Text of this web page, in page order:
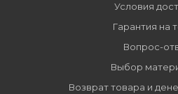
Условия
Гарантия на
Вопрос-
Выбор
Возврат товара и